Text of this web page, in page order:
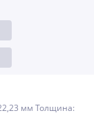
мм Толщина: